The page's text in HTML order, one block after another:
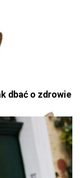
dbać o zdrowie